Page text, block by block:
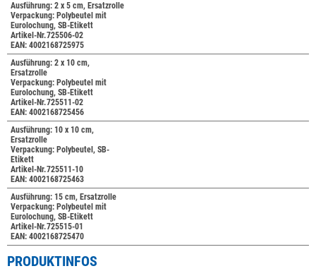
Ausführung: 2 x 5 cm, Ersatzrolle
Verpackung: Polybeutel mit
Eurolochung, SB-Etikett
Artikel-Nr.725506-02
EAN: 4002168725975
Ausführung: 2 x 10 cm,
Ersatzrolle
Verpackung: Polybeutel mit
Eurolochung, SB-Etikett
Artikel-Nr.725511-02
EAN: 4002168725456
Ausführung: 10 x 10 cm,
Ersatzrolle
Verpackung: Polybeutel, SB-
Etikett
Artikel-Nr.725511-10
EAN: 4002168725463
Ausführung: 15 cm, Ersatzrolle
Verpackung: Polybeutel mit
Eurolochung, SB-Etikett
Artikel-Nr.725515-01
EAN: 4002168725470
PRODUKTINFOS